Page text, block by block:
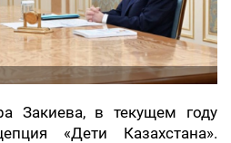
Закиева, в текущем году
«Дети Казахстана».